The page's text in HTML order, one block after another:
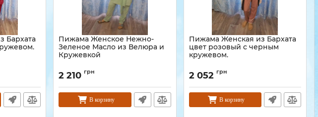
Бархата
Пижама Женское Нежно-
Зеленое Масло из Велюра и
Кружевкой
2 210 грн
В корзину
Пижама Женская из Бархата
цвет розовый с черным
кружевом.
2 052 грн
В корзину